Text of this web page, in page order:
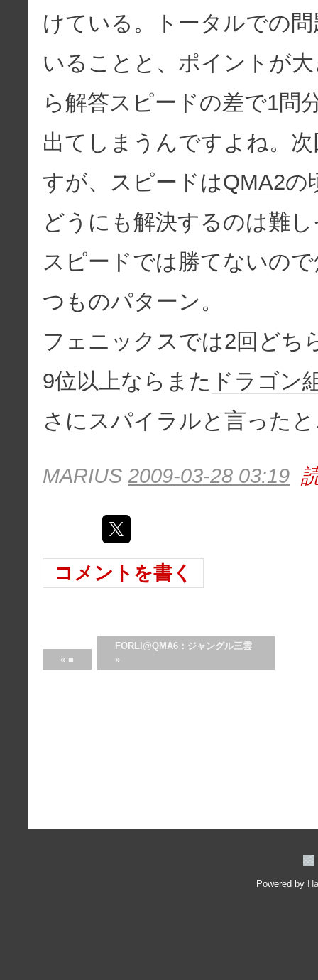
けている。トータルでの
いることと、ポイントが
ら解答スピードの差で1問
出てしまうんですよね。
すが、スピードはQMA2の
どうにも解決するのは難
スピードでは勝てないの
つものパターン。
フェニックスでは2回どち
9位以上ならまた ドラゴン
さにスパイラルと言った
MARIUS 2009-03-28 03:19
コメントを書く
« ■
FORLI@QMA6：ジャングル三雲
»
Powered by